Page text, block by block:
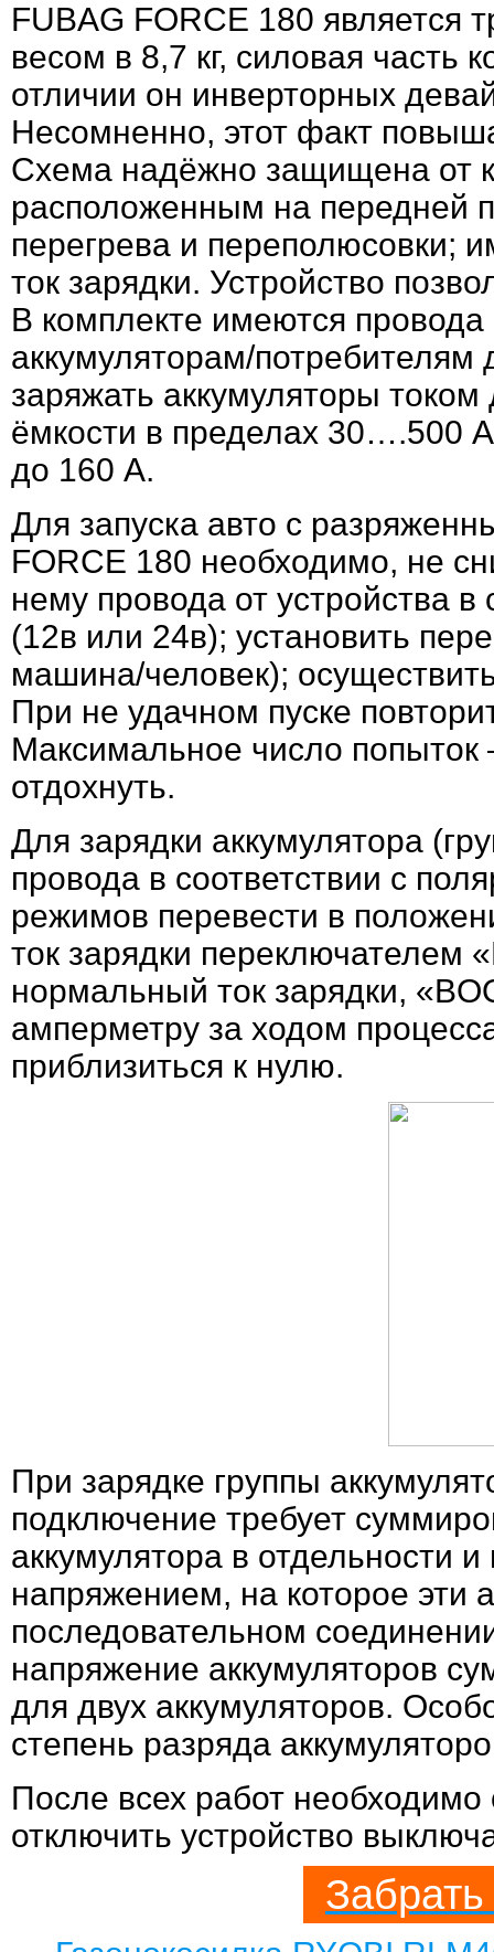
FUBAG FORCE 180 является
весом в 8,7 кг, силовая часть
отличии он инверторных
Несомненно, этот факт
Схема надёжно защищена от
расположенным на передней
перегрева и переполюсовки;
ток зарядки. Устройство
В комплекте имеются
аккумуляторам/
заряжать аккумуляторы
ёмкости в пределах 30….500
до 160 А.
Для запуска авто с
FORCE 180 необходимо, не
нему провода от устройства
(12в или 24в); установить
машина/человек);
При не удачном пуске
Максимальное число попыток
отдохнуть.
Для зарядки аккумулятора
провода в соответствии с
режимов перевести в
ток зарядки переключателем
нормальный ток зарядки,
амперметру за ходом
приблизиться к нулю.
При зарядке группы
подключение требует
аккумулятора в отдельности
напряжением, на которое эти
последовательном
напряжение аккумуляторов
для двух аккумуляторов.
степень разряда
После всех работ необходимо
отключить устройство